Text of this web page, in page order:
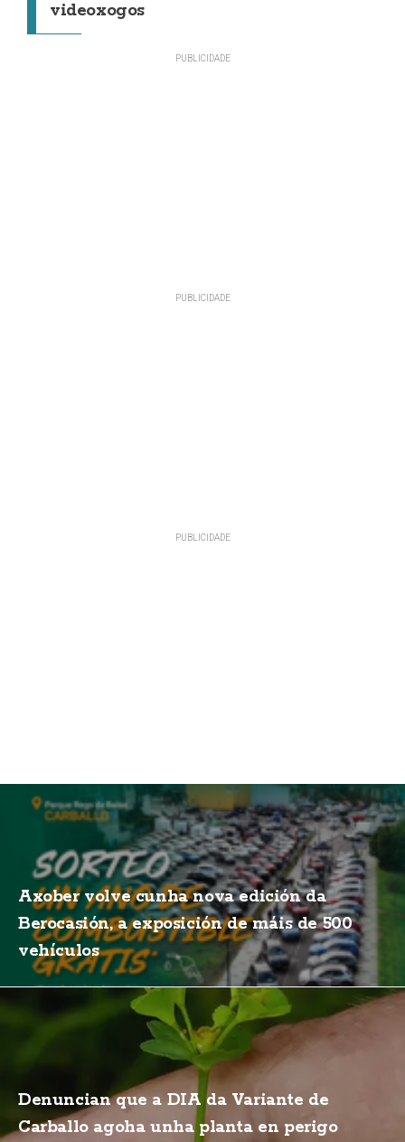
videoxogos
Axober volve cunha nova edición da
Berocasión, a exposición de máis de 500
vehículos
Denuncian que a DIA da Variante de
Carballo agoha unha planta en perigo